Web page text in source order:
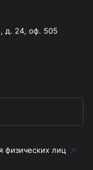
д. 24, оф. 505
физических лиц